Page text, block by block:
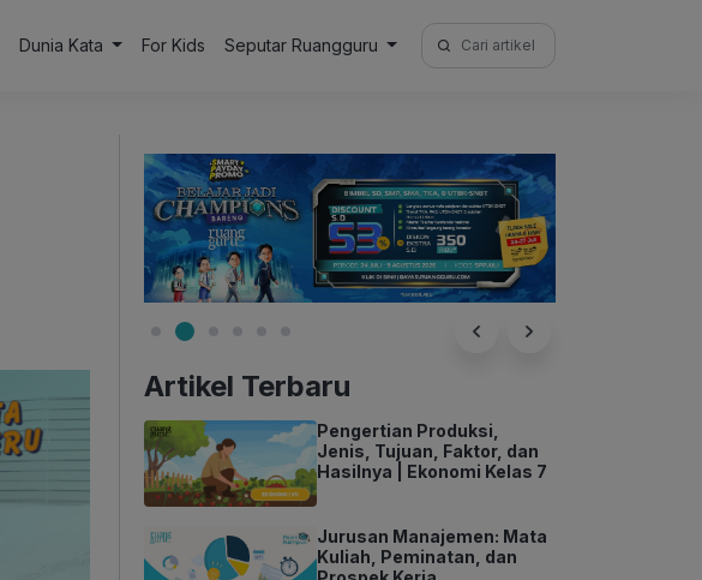
Dunia Kata For Kids Seputar Ruangguru
Search
for:
Artikel Terbaru
Pengertian Produksi,
Jenis, Tujuan, Faktor, dan
Hasilnya | Ekonomi Kelas 7
Jurusan Manajemen: Mata
Kuliah, Peminatan, dan